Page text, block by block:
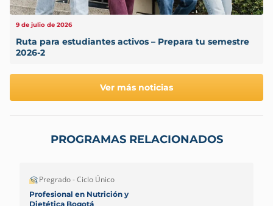
9 de julio de 2026
Ruta para estudiantes activos – Prepara tu semestre
2026-2
Ver más noticias
PROGRAMAS RELACIONADOS
Pregrado - Ciclo Único
Profesional en Nutrición y
Dietética Bogotá